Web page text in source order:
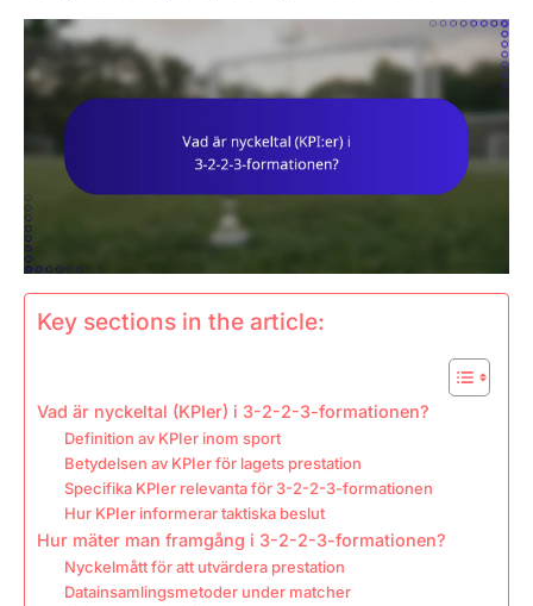
Key sections in the article:
Vad är nyckeltal (KPIer) i 3-2-2-3-formationen?
Definition av KPIer inom sport
Betydelsen av KPIer för lagets prestation
Specifika KPIer relevanta för 3-2-2-3-formationen
Hur KPIer informerar taktiska beslut
Hur mäter man framgång i 3-2-2-3-formationen?
Nyckelmått för att utvärdera prestation
Datainsamlingsmetoder under matcher